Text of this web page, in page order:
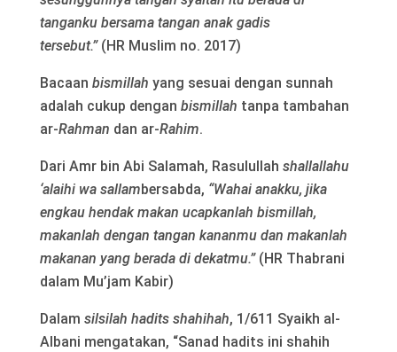
tanganku bersama tangan anak gadis
tersebut.”(HR Muslim no. 2017)
Bacaan bismillah yang sesuai dengan sunnah
adalah cukup dengan bismillah tanpa tambahan
ar-Rahman dan ar-Rahim.
Dari Amr bin Abi Salamah, Rasulullah shallallahu
‘alaihi wa sallambersabda, “Wahai anakku, jika
engkau hendak makan ucapkanlah bismillah,
makanlah dengan tangan kananmu dan makanlah
makanan yang berada di dekatmu.”(HR Thabrani
dalam Mu’jam Kabir)
Dalam silsilah hadits shahihah, 1/611 Syaikh al-
Albani mengatakan, “Sanad hadits ini shahih